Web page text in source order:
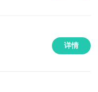
详情